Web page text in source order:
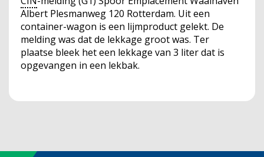
Albert Plesmanweg 120 Rotterdam. Uit een
container-wagon is een lijmproduct gelekt. De
melding was dat de lekkage groot was. Ter
plaatse bleek het een lekkage van 3 liter dat is
opgevangen in een lekbak.